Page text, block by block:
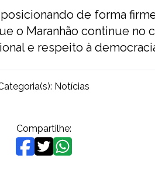
de forma
o Maranhão continue no
e respeito à
Notícias
Compartilhe: